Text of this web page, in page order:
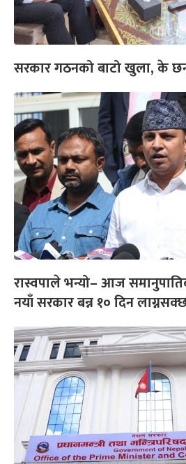
सरकार गठनको बाटो खुला, के छन्
रास्वपाले भन्यो– आज
नयाँ सरकार बन्न १० दिन